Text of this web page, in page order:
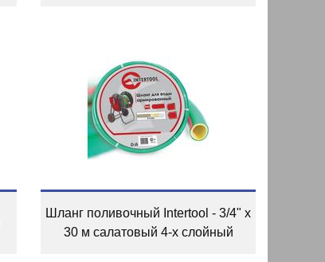
Шланг поливочный Intertool - 3/4" х
30 м салатовый 4-х слойный